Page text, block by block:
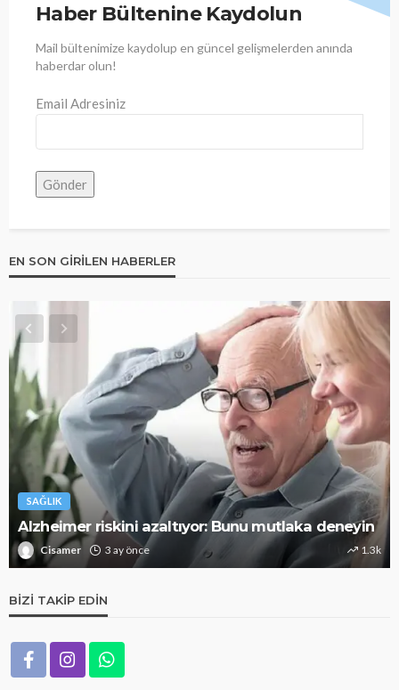
Haber Bültenine Kaydolun
Mail bültenimize kaydolup en güncel gelişmelerden anında
haberdar olun!
Email Adresiniz
EN SON GIRILEN HABERLER
SAĞLIK
Alzheimer riskini azaltıyor: Bunu mutlaka deneyin
Cisamer 3 ay önce 1.3k
BIZI TAKIP EDIN